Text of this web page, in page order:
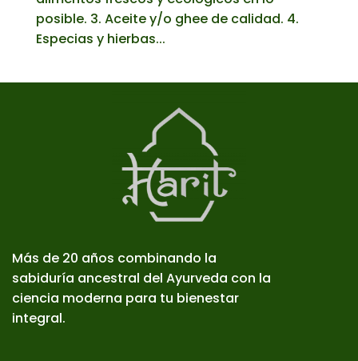
posible. 3. Aceite y/o ghee de calidad. 4.
Especias y hierbas...
Más de 20 años combinando la
sabiduría ancestral del Ayurveda con la
ciencia moderna para tu bienestar
integral.